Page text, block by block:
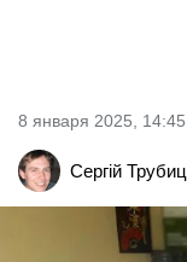
8 января 2025, 14:45
Сергій